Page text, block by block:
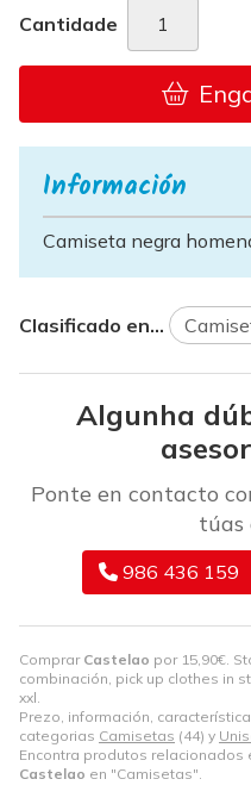
Cantidade
Comprar Castelao por 15,90€.
combinación, pick up clothes in
xxl.
Prezo, información,
categorias Camisetas (44) y
Encontra produtos
Castelao en "Camisetas".
Información
Camiseta negra
Clasificado en...
Algunha
Ponte en contacto
túas
986 436 159